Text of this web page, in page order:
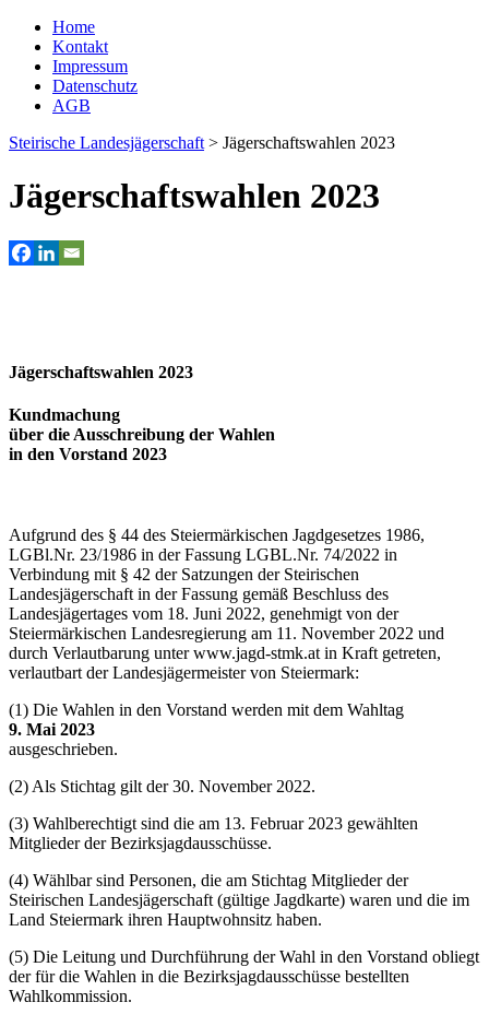
Home
Kontakt
Impressum
Datenschutz
AGB
Steirische Landesjägerschaft > Jägerschaftswahlen 2023
Jägerschaftswahlen 2023
Jägerschaftswahlen 2023
Kundmachung
über die Ausschreibung der Wahlen
in den Vorstand 2023
Aufgrund des § 44 des Steiermärkischen Jagdgesetzes 1986,
LGBl.Nr. 23/1986 in der Fassung LGBL.Nr. 74/2022 in
Verbindung mit § 42 der Satzungen der Steirischen
Landesjägerschaft in der Fassung gemäß Beschluss des
Landesjägertages vom 18. Juni 2022, genehmigt von der
Steiermärkischen Landesregierung am 11. November 2022 und
durch Verlautbarung unter www.jagd-stmk.at in Kraft getreten,
verlautbart der Landesjägermeister von Steiermark:
(1) Die Wahlen in den Vorstand werden mit dem Wahltag
9. Mai 2023
ausgeschrieben.
(2) Als Stichtag gilt der 30. November 2022.
(3) Wahlberechtigt sind die am 13. Februar 2023 gewählten
Mitglieder der Bezirksjagdausschüsse.
(4) Wählbar sind Personen, die am Stichtag Mitglieder der
Steirischen Landesjägerschaft (gültige Jagdkarte) waren und die im
Land Steiermark ihren Hauptwohnsitz haben.
(5) Die Leitung und Durchführung der Wahl in den Vorstand obliegt
der für die Wahlen in die Bezirksjagdausschüsse bestellten
Wahlkommission.